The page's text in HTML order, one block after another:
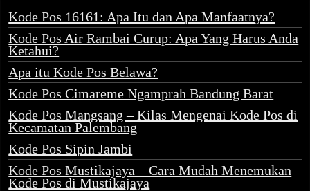
Kode Pos 16161: Apa Itu dan Apa Manfaatnya?
Kode Pos Air Rambai Curup: Apa Yang Harus Anda
Ketahui?
Apa itu Kode Pos Belawa?
Kode Pos Cimareme Ngamprah Bandung Barat
Kode Pos Mangsang – Kilas Mengenai Kode Pos di
Kecamatan Palembang
Kode Pos Sipin Jambi
Kode Pos Mustikajaya – Cara Mudah Menemukan
Kode Pos di Mustikajaya